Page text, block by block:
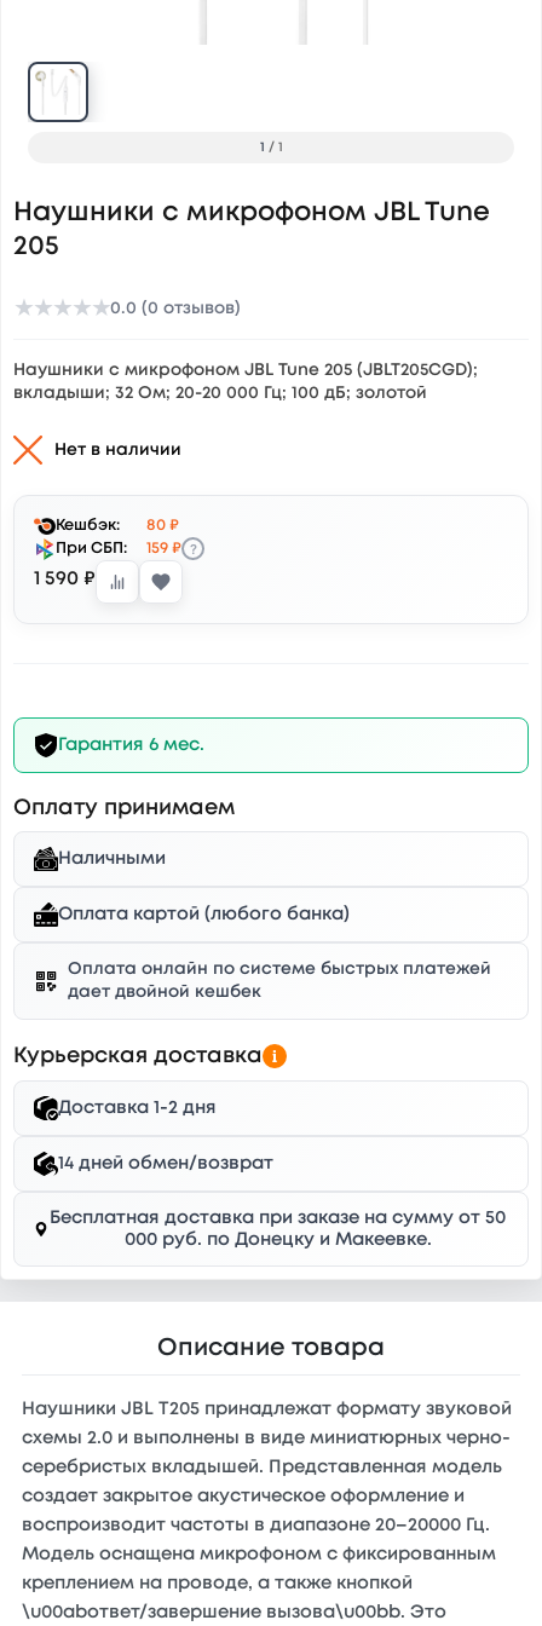
1 / 1
Наушники с микрофоном JBL Tune
205
★★★★★0.0 (0 отзывов)
Наушники с микрофоном JBL Tune 205 (JBLT205CGD);
вкладыши; 32 Ом; 20-20 000 Гц; 100 дБ; золотой
Нет в наличии
Кешбэк:
80 ₽
При СБП:
159 ₽ ?
1 590 ₽
Гарантия 6 мес.
Оплату принимаем
Наличными
Оплата картой (любого банка)
Оплата онлайн по системе быстрых платежей
дает двойной кешбек
Курьерская доставка
Доставка 1-2 дня
14 дней обмен/возврат
Бесплатная доставка при заказе на сумму от 50
000 руб. по Донецку и Макеевке.
Описание товара
Наушники JBL T205 принадлежат формату звуковой
схемы 2.0 и выполнены в виде миниатюрных черно-
серебристых вкладышей. Представленная модель
создает закрытое акустическое оформление и
воспроизводит частоты в диапазоне 20–20000 Гц.
Модель оснащена микрофоном с фиксированным
креплением на проводе, а также кнопкой
\u00abответ/завершение вызова\u00bb. Это